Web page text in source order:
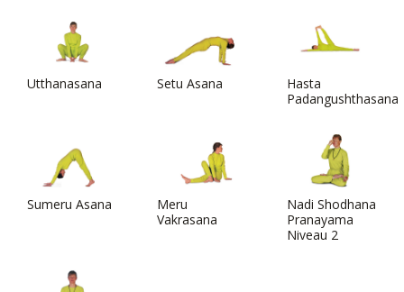
Utthanasana Setu Asana
Hasta
Padangushthasana
Sumeru Asana
Meru
Vakrasana
Nadi Shodhana
Pranayama
Niveau 2